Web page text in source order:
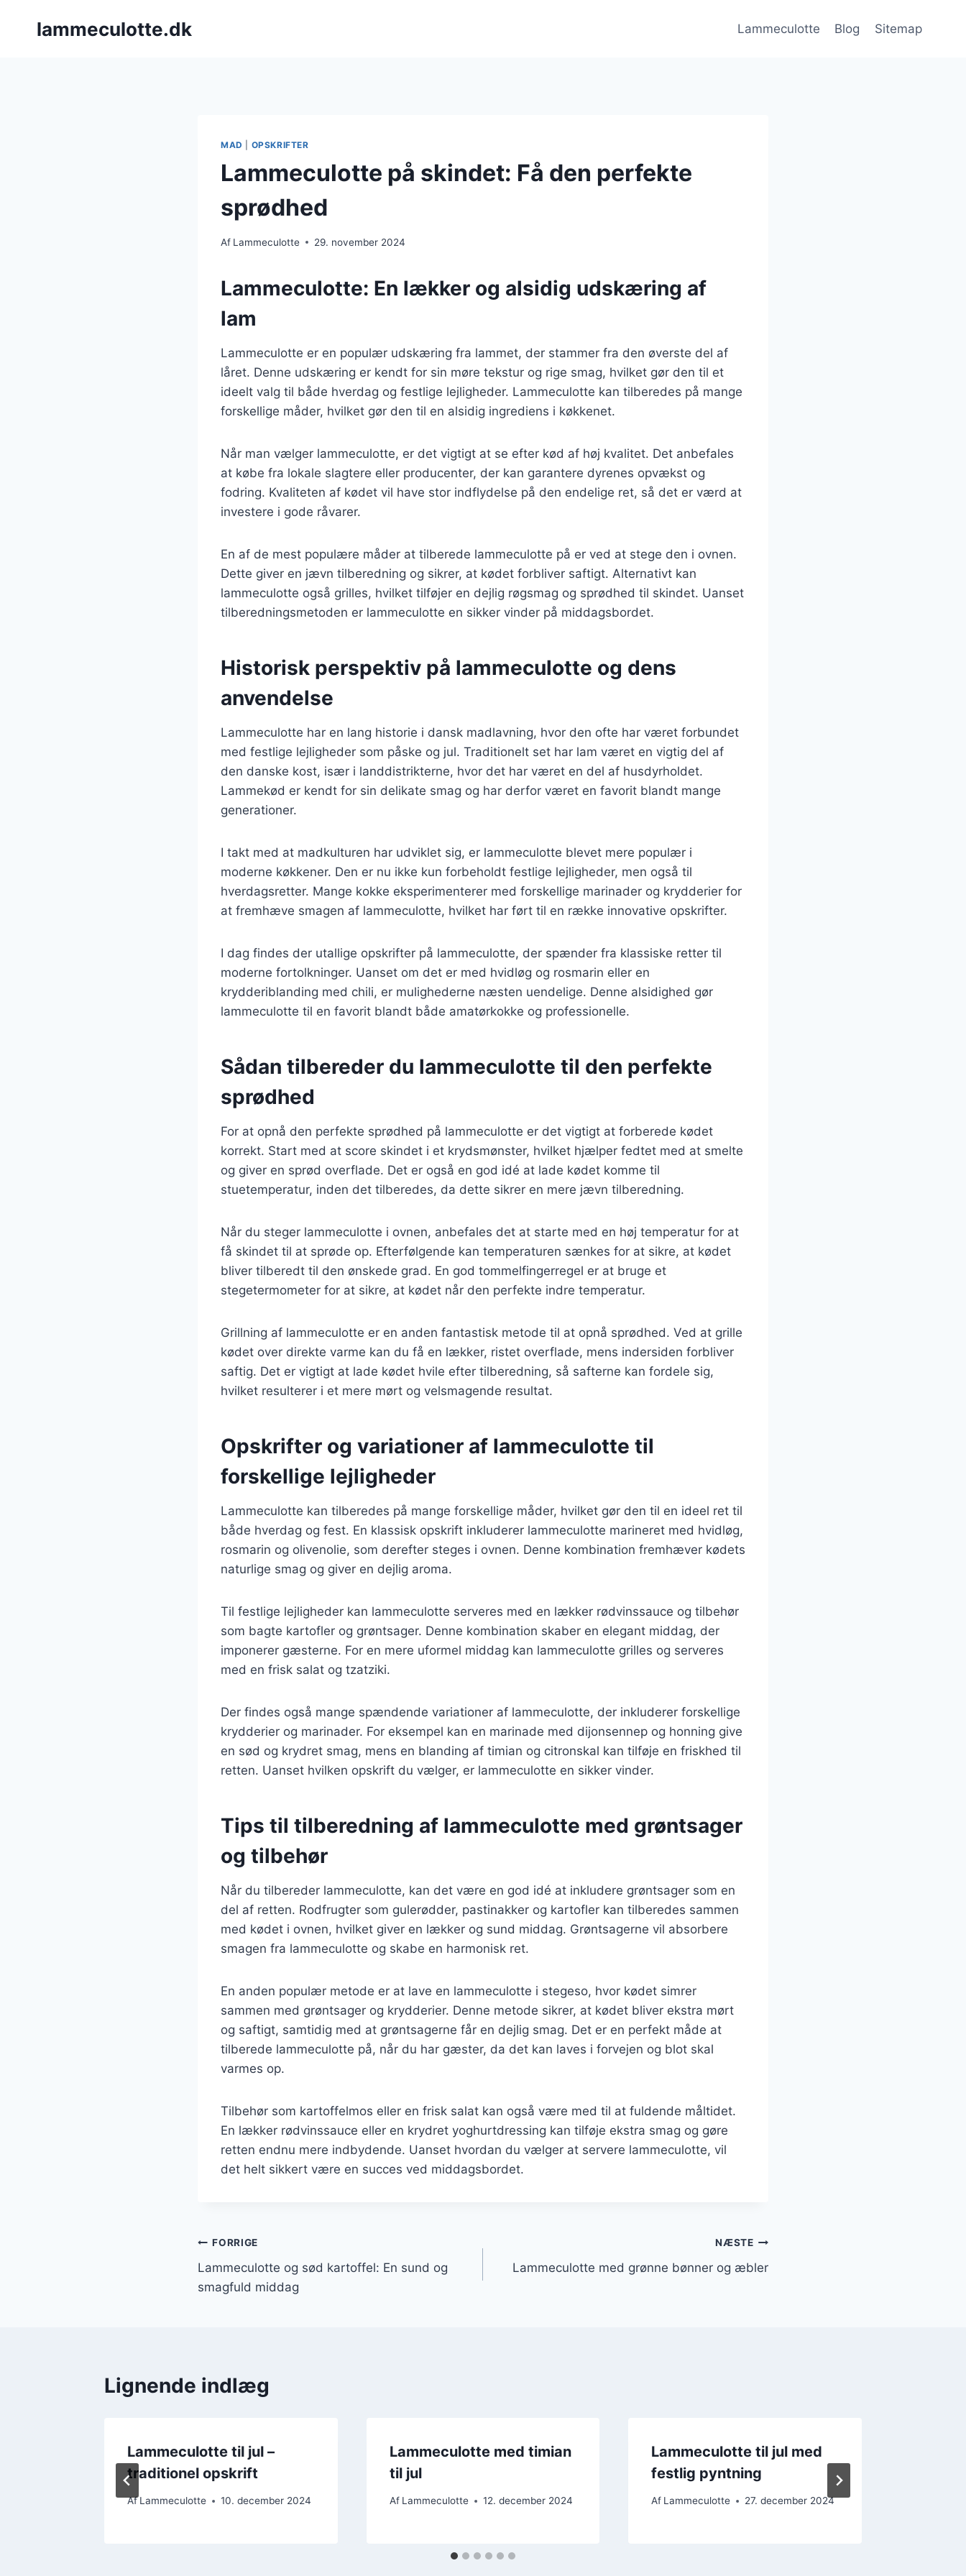
lammeculotte.dk Lammeculotte Blog Sitemap
MAD OPSKRIFTER
Lammeculotte på skindet: Få den perfekte
sprødhed
Af Lammeculotte 29. november 2024
Lammeculotte: En lækker og alsidig udskæring af
lam
Lammeculotte er en populær udskæring fra lammet, der stammer fra den øverste del af
låret. Denne udskæring er kendt for sin møre tekstur og rige smag, hvilket gør den til et
ideelt valg til både hverdag og festlige lejligheder. Lammeculotte kan tilberedes på mange
forskellige måder, hvilket gør den til en alsidig ingrediens i køkkenet.
Når man vælger lammeculotte, er det vigtigt at se efter kød af høj kvalitet. Det anbefales
at købe fra lokale slagtere eller producenter, der kan garantere dyrenes opvækst og
fodring. Kvaliteten af kødet vil have stor indflydelse på den endelige ret, så det er værd at
investere i gode råvarer.
En af de mest populære måder at tilberede lammeculotte på er ved at stege den i ovnen.
Dette giver en jævn tilberedning og sikrer, at kødet forbliver saftigt. Alternativt kan
lammeculotte også grilles, hvilket tilføjer en dejlig røgsmag og sprødhed til skindet. Uanset
tilberedningsmetoden er lammeculotte en sikker vinder på middagsbordet.
Historisk perspektiv på lammeculotte og dens
anvendelse
Lammeculotte har en lang historie i dansk madlavning, hvor den ofte har været forbundet
med festlige lejligheder som påske og jul. Traditionelt set har lam været en vigtig del af
den danske kost, især i landdistrikterne, hvor det har været en del af husdyrholdet.
Lammekød er kendt for sin delikate smag og har derfor været en favorit blandt mange
generationer.
I takt med at madkulturen har udviklet sig, er lammeculotte blevet mere populær i
moderne køkkener. Den er nu ikke kun forbeholdt festlige lejligheder, men også til
hverdagsretter. Mange kokke eksperimenterer med forskellige marinader og krydderier for
at fremhæve smagen af lammeculotte, hvilket har ført til en række innovative opskrifter.
I dag findes der utallige opskrifter på lammeculotte, der spænder fra klassiske retter til
moderne fortolkninger. Uanset om det er med hvidløg og rosmarin eller en
krydderiblanding med chili, er mulighederne næsten uendelige. Denne alsidighed gør
lammeculotte til en favorit blandt både amatørkokke og professionelle.
Sådan tilbereder du lammeculotte til den perfekte
sprødhed
For at opnå den perfekte sprødhed på lammeculotte er det vigtigt at forberede kødet
korrekt. Start med at score skindet i et krydsmønster, hvilket hjælper fedtet med at smelte
og giver en sprød overflade. Det er også en god idé at lade kødet komme til
stuetemperatur, inden det tilberedes, da dette sikrer en mere jævn tilberedning.
Når du steger lammeculotte i ovnen, anbefales det at starte med en høj temperatur for at
få skindet til at sprøde op. Efterfølgende kan temperaturen sænkes for at sikre, at kødet
bliver tilberedt til den ønskede grad. En god tommelfingerregel er at bruge et
stegetermometer for at sikre, at kødet når den perfekte indre temperatur.
Grillning af lammeculotte er en anden fantastisk metode til at opnå sprødhed. Ved at grille
kødet over direkte varme kan du få en lækker, ristet overflade, mens indersiden forbliver
saftig. Det er vigtigt at lade kødet hvile efter tilberedning, så safterne kan fordele sig,
hvilket resulterer i et mere mørt og velsmagende resultat.
Opskrifter og variationer af lammeculotte til
forskellige lejligheder
Lammeculotte kan tilberedes på mange forskellige måder, hvilket gør den til en ideel ret til
både hverdag og fest. En klassisk opskrift inkluderer lammeculotte marineret med hvidløg,
rosmarin og olivenolie, som derefter steges i ovnen. Denne kombination fremhæver kødets
naturlige smag og giver en dejlig aroma.
Til festlige lejligheder kan lammeculotte serveres med en lækker rødvinssauce og tilbehør
som bagte kartofler og grøntsager. Denne kombination skaber en elegant middag, der
imponerer gæsterne. For en mere uformel middag kan lammeculotte grilles og serveres
med en frisk salat og tzatziki.
Der findes også mange spændende variationer af lammeculotte, der inkluderer forskellige
krydderier og marinader. For eksempel kan en marinade med dijonsennep og honning give
en sød og krydret smag, mens en blanding af timian og citronskal kan tilføje en friskhed til
retten. Uanset hvilken opskrift du vælger, er lammeculotte en sikker vinder.
Tips til tilberedning af lammeculotte med grøntsager
og tilbehør
Når du tilbereder lammeculotte, kan det være en god idé at inkludere grøntsager som en
del af retten. Rodfrugter som gulerødder, pastinakker og kartofler kan tilberedes sammen
med kødet i ovnen, hvilket giver en lækker og sund middag. Grøntsagerne vil absorbere
smagen fra lammeculotte og skabe en harmonisk ret.
En anden populær metode er at lave en lammeculotte i stegeso, hvor kødet simrer
sammen med grøntsager og krydderier. Denne metode sikrer, at kødet bliver ekstra mørt
og saftigt, samtidig med at grøntsagerne får en dejlig smag. Det er en perfekt måde at
tilberede lammeculotte på, når du har gæster, da det kan laves i forvejen og blot skal
varmes op.
Tilbehør som kartoffelmos eller en frisk salat kan også være med til at fuldende måltidet.
En lækker rødvinssauce eller en krydret yoghurtdressing kan tilføje ekstra smag og gøre
retten endnu mere indbydende. Uanset hvordan du vælger at servere lammeculotte, vil
det helt sikkert være en succes ved middagsbordet.
Indlægsnavigation
FORRIGE
Lammeculotte og sød kartoffel: En sund og
smagfuld middag
NÆSTE
Lammeculotte med grønne bønner og æbler
Lignende indlæg
Lammeculotte til jul –
traditionel opskrift
Af Lammeculotte 10. december 2024
Lammeculotte med timian
til jul
Af Lammeculotte 12. december 2024
Lammeculotte til jul med
festlig pyntning
Af Lammeculotte 27. december 2024